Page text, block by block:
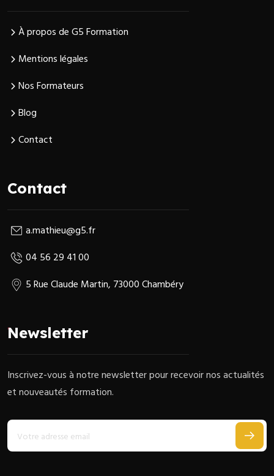
À propos de G5 Formation
Mentions légales
Nos Formateurs
Blog
Contact
Contact
a.mathieu@g5.fr
04 56 29 41 00
5 Rue Claude Martin, 73000 Chambéry
Newsletter
Inscrivez-vous à notre newsletter pour recevoir nos actualités
et nouveautés formation.